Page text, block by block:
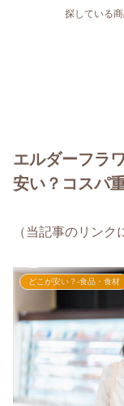
探している
エルダーフラ
安い？コスパ
（当記事のリンク
どこが安い？-食品・食材